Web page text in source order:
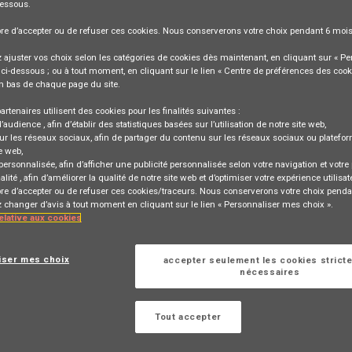
(F/H) - Indépendant - Dpt 02
à cette
ou
d’accepter ou de refuser ces cookies. Nous conserverons votre choix pendant 6 mois
ajuster vos choix selon les catégories de cookies dès maintenant, en cliquant sur «
dessous ; ou à tout moment, en cliquant sur le lien « Centre de préférences des
bas de chaque page du site.
utilisent des cookies pour les finalités suivantes :
, afin d’établir des statistiques basées sur l’utilisation de notre site web,
les réseaux sociaux , afin de partager du contenu sur les réseaux sociaux ou
web,
, afin d’afficher une publicité personnalisée selon votre navigation et votre
, afin d’améliorer la qualité de notre site web et d’optimiser votre expérience
d’accepter ou de refuser ces cookies/traceurs. Nous conserverons votre choix
changer d’avis à tout moment en cliquant sur le lien « Personnaliser mes choix ».
aux cookies
mes choix
accepter seulement les cookies
nécessaires
Tout accepter